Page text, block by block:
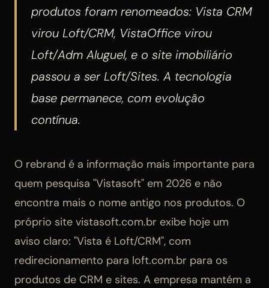
produtos foram renomeados: Vista CRM
virou Loft/CRM, VistaOffice virou
Loft/Adm Aluguel, e o site imobiliário
passou a ser Loft/Sites. A tecnologia
base permanece, com evolução
contínua.
O rebrand é a informação mais importante para
quem pesquisa "Vistasoft" em 2026 e não
encontra mais o nome antigo nos produtos. O
próprio site vistasoft.com.br exibe hoje um
aviso claro: "Vista é Loft/CRM", com
redirecionamento para loft.com.br para os
produtos de CRM e sites. A empresa mantém a